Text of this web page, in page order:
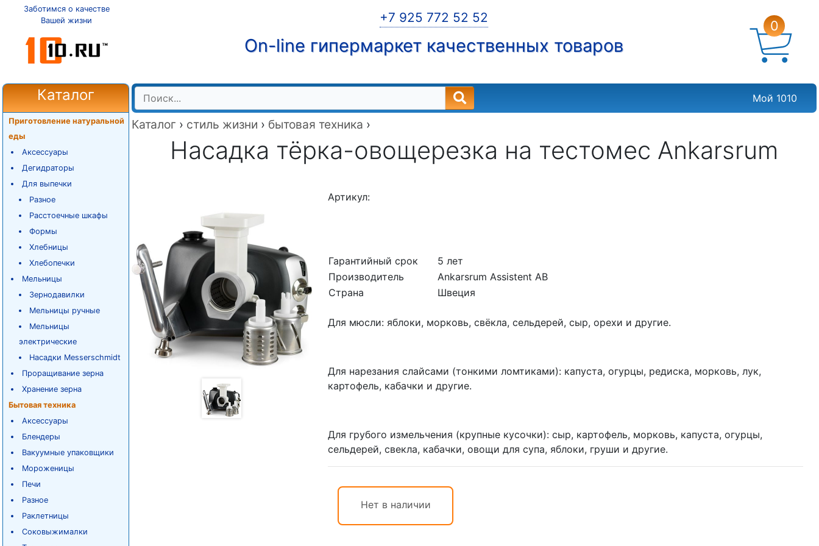
Заботимся о качестве
Вашей жизни
+7 925 772 52 52
On-line гипермаркет качественных товаров
0
Каталог
Приготовление натуральной
еды
Аксессуары
Дегидраторы
Для выпечки
Разное
Расстоечные шкафы
Формы
Хлебницы
Хлебопечки
Мельницы
Зернодавилки
Мельницы ручные
Мельницы
электрические
Насадки Messerschmidt
Проращивание зерна
Хранение зерна
Бытовая техника
Аксессуары
Блендеры
Вакуумные упаковщики
Мороженицы
Печи
Разное
Раклетницы
Соковыжималки
Мой 1010
Каталог › стиль жизни › бытовая техника ›
Насадка тёрка-овощерезка на тестомес Ankarsrum
Артикул:
Гарантийный срок
5 лет
Производитель
Ankarsrum Assistent AB
Страна
Швеция
Для мюсли: яблоки, морковь, свёкла, сельдерей, сыр, орехи и другие.
Для нарезания слайсами (тонкими ломтиками): капуста, огурцы, редиска, морковь, лук,
картофель, кабачки и другие.
Для грубого измельчения (крупные кусочки): сыр, картофель, морковь, капуста, огурцы,
сельдерей, свекла, кабачки, овощи для супа, яблоки, груши и другие.
Нет в наличии